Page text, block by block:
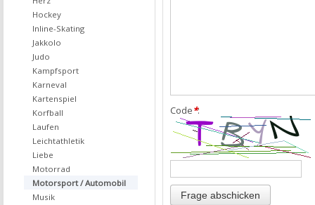
Code*:
Hockey
Inline-Skating
Jakkolo
Judo
Kampfsport
Karneval
Kartenspiel
Korfball
Laufen
Leichtathletik
Liebe
Motorrad
Motorsport / Automobil
Musik